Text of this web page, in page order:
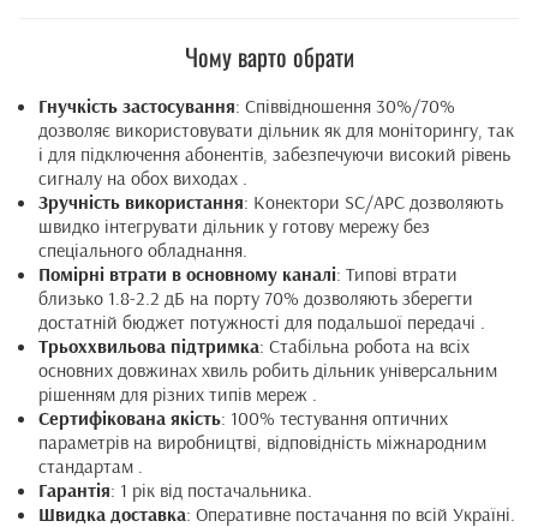
Чому варто обрати
Гнучкість застосування: Співвідношення 30%/70%
дозволяє використовувати дільник як для моніторингу, так
і для підключення абонентів, забезпечуючи високий рівень
сигналу на обох виходах .
Зручність використання: Конектори SC/APC дозволяють
швидко інтегрувати дільник у готову мережу без
спеціального обладнання.
Помірні втрати в основному каналі: Типові втрати
близько 1.8-2.2 дБ на порту 70% дозволяють зберегти
достатній бюджет потужності для подальшої передачі .
Трьоххвильова підтримка: Стабільна робота на всіх
основних довжинах хвиль робить дільник універсальним
рішенням для різних типів мереж .
Сертифікована якість: 100% тестування оптичних
параметрів на виробництві, відповідність міжнародним
стандартам .
Гарантія: 1 рік від постачальника.
Швидка доставка: Оперативне постачання по всій Україні.